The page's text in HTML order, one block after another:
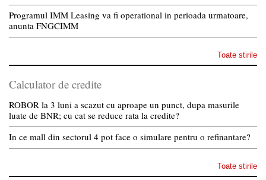
Programul IMM Leasing va fi operational in perioada urmatoare,
anunta FNGCIMM
Toate stirile
Calculator de credite
ROBOR la 3 luni a scazut cu aproape un punct, dupa masurile
luate de BNR; cu cat se reduce rata la credite?
In ce mall din sectorul 4 pot face o simulare pentru o refinantare?
Toate stirile